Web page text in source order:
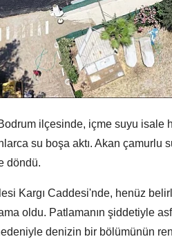
ilçesinde, içme suyu isale
su boşa aktı. Akan çamurlu
döndü.
Kargı Caddesi'nde, henüz
oldu. Patlamanın şiddetiyle
denizin bir bölümünün